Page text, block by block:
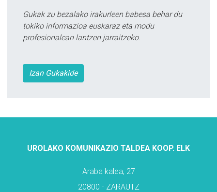
Gukak zu bezalako irakurleen babesa behar du
tokiko informazioa euskaraz eta modu
profesionalean lantzen jarraitzeko.
Izan Gukakide
UROLAKO KOMUNIKAZIO TALDEA KOOP. ELK
Araba kalea, 27
20800 - ZARAUTZ